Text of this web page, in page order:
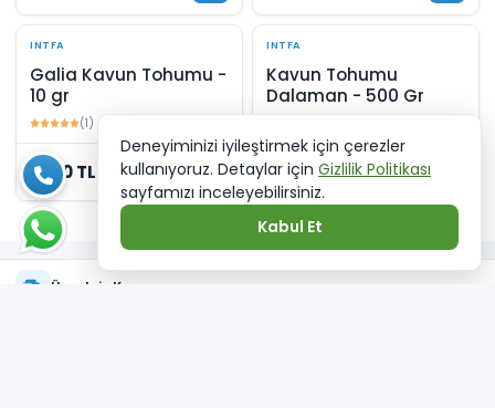
INTFA
Galia Kavun Tohumu -
10 gr
(1)
71,00 TL
INTFA
Kavun Tohumu
Dalaman - 500 Gr
975,00 TL
Ücretsiz Kargo
Deneyiminizi iyileştirmek için çerezler
kullanıyoruz. Detaylar için Gizlilik Politikası
sayfamızı inceleyebilirsiniz.
Kabul Et